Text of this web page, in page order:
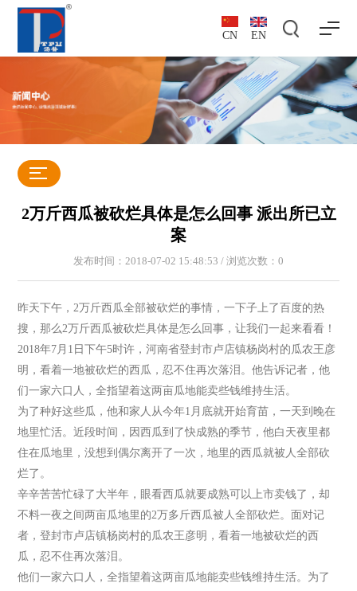
CN EN
2万斤西瓜被砍烂具体是怎么回事 派出所已立
案
发布时间：2018-07-02 15:48:53 / 浏览次数： 0
昨天下午，2万斤西瓜全部被砍烂的事情，一下子上了百度的热
搜，那么2万斤西瓜被砍烂具体是怎么回事，让我们一起来看看！
2018年7月1日下午5时许，河南省登封市卢店镇杨岗村的瓜农王彦
明，看着一地被砍烂的西瓜，忍不住再次落泪。他告诉记者，他
们一家六口人，全指望着这两亩瓜地能卖些钱维持生活。
为了种好这些瓜，他和家人从今年1月底就开始育苗，一天到晚在
地里忙活。近段时间，因西瓜到了快成熟的季节，他白天夜里都
住在瓜地里，没想到偶尔离开了一次，地里的西瓜就被人全部砍
烂了。
辛辛苦苦忙碌了大半年，眼看西瓜就要成熟可以上市卖钱了，却
不料一夜之间两亩瓜地里的2万多斤西瓜被人全部砍烂。面对记
者，登封市卢店镇杨岗村的瓜农王彦明，看着一地被砍烂的西
瓜，忍不住再次落泪。
他们一家六口人，全指望着这两亩瓜地能卖些钱维持生活。为了